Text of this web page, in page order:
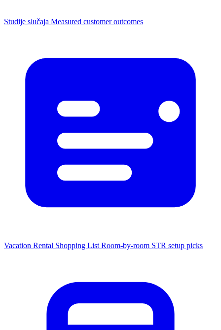
Studije slučaja Measured customer outcomes
Vacation Rental Shopping List Room-by-room STR setup picks